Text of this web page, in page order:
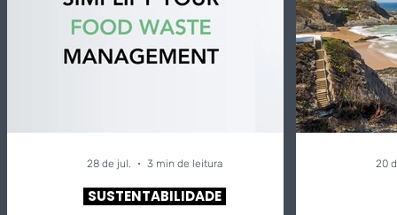
SUSTENTABILIDADE
28 de jul. 3 min de leitura 20